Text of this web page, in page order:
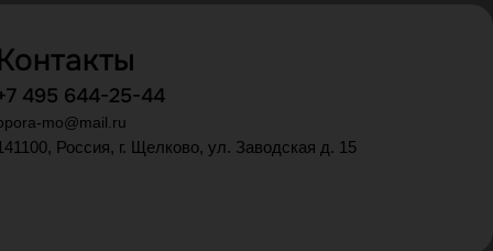
495 644-25-44
mo@mail.ru
Россия, г. Щелково, ул. Заводская д. 15